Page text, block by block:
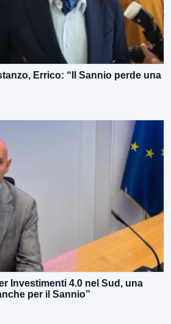
Errico: “Il Sannio perde una
Investimenti 4.0 nel Sud, una
per il Sannio”